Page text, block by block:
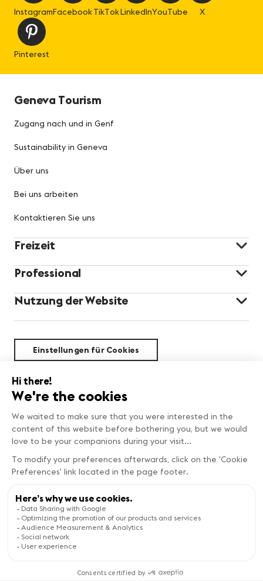
InstagramFacebookTikTokLinkedInYouTube X
Pinterest
Geneva Tourism
Zugang nach und in Genf
Sustainability in Geneva
Über uns
Bei uns arbeiten
Kontaktieren Sie uns
Freizeit
Professional
Nutzung der Website
Einstellungen für Cookies
Copyright © Genève Tourisme